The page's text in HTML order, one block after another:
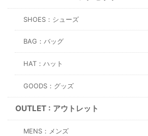
SHOES：シューズ
BAG：バッグ
HAT：ハット
GOODS：グッズ
OUTLET : アウトレット
MENS：メンズ